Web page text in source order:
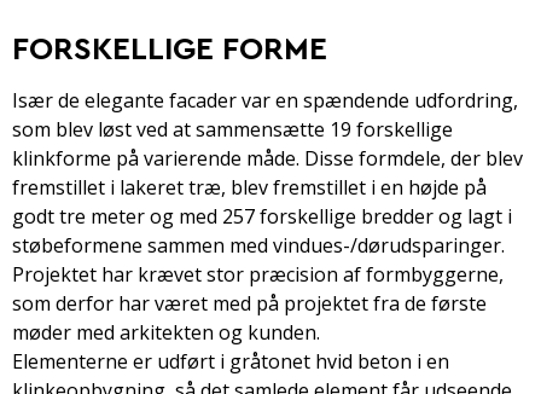
FORSKELLIGE FORME
Især de elegante facader var en spændende udfordring,
som blev løst ved at sammensætte 19 forskellige
klinkforme på varierende måde. Disse formdele, der blev
fremstillet i lakeret træ, blev fremstillet i en højde på
godt tre meter og med 257 forskellige bredder og lagt i
støbeformene sammen med vindues-/dørudsparinger.
Projektet har krævet stor præcision af formbyggerne,
som derfor har været med på projektet fra de første
møder med arkitekten og kunden.
Elementerne er udført i gråtonet hvid beton i en